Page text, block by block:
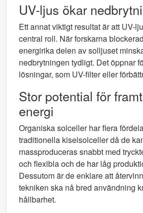
UV-ljus ökar
Ett annat viktigt resultat är att UV-
central roll. När forskarna
energirika delen av solljuset
nedbrytningen tydligt. Det öppnar
lösningar, som UV-filter eller
Stor potential för
energi
Organiska solceller har flera
traditionella kiselsolceller då de
massproduceras snabbt med
och flexibla och de har låg
Dessutom är de enklare att
tekniken ska nå bred användning
hållbarhet.